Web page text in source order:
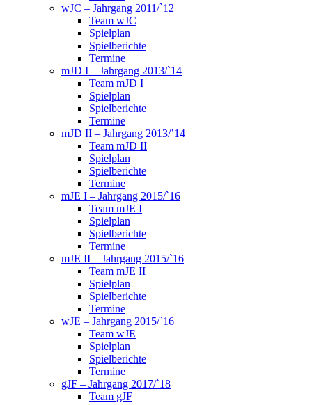
wJC – Jahrgang 2011/`12
Team wJC
Spielplan
Spielberichte
Termine
mJD I – Jahrgang 2013/`14
Team mJD I
Spielplan
Spielberichte
Termine
mJD II – Jahrgang 2013/’14
Team mJD II
Spielplan
Spielberichte
Termine
mJE I – Jahrgang 2015/`16
Team mJE I
Spielplan
Spielberichte
Termine
mJE II – Jahrgang 2015/`16
Team mJE II
Spielplan
Spielberichte
Termine
wJE – Jahrgang 2015/`16
Team wJE
Spielplan
Spielberichte
Termine
gJF – Jahrgang 2017/`18
Team gJF